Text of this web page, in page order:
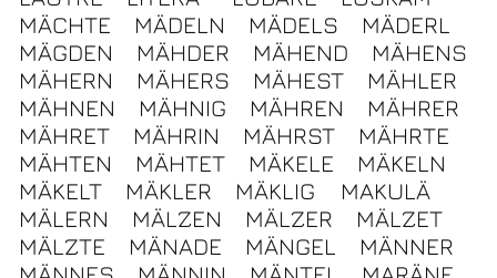
MÄCHTE
MÄDELN MÄDELS
MÄDERL
MÄGDEN
MÄHDER MÄHEND
MÄHENS
MÄHERN
MÄHERS MÄHEST
MÄHLER
MÄHNEN
MÄHNIG MÄHREN
MÄHRER
MÄHRET
MÄHRIN MÄHRST
MÄHRTE
MÄHTEN
MÄHTET MÄKELE
MÄKELN
MÄKELT
MÄKLER MÄKLIG
MAKULÄ
MÄLERN
MÄLZEN MÄLZER
MÄLZET
MÄLZTE
MÄNADE MÄNGEL
MÄNNER